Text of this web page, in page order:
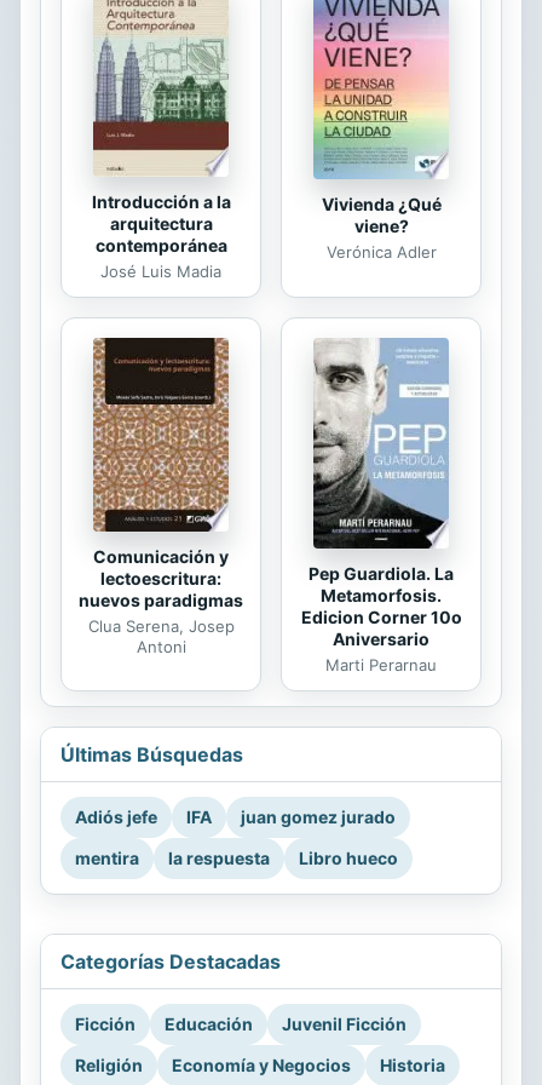
Introducción a la
arquitectura
contemporánea
José Luis Madia
Vivienda ¿Qué
viene?
Verónica Adler
Comunicación y
lectoescritura:
nuevos paradigmas
Clua Serena, Josep
Antoni
Pep Guardiola. La
Metamorfosis.
Edicion Corner 10o
Aniversario
Marti Perarnau
Últimas Búsquedas
Adiós jefe IFA
juan gomez jurado
mentira
la respuesta Libro hueco
Categorías Destacadas
Ficción Educación
Juvenil Ficción
Religión
Economía y Negocios Historia